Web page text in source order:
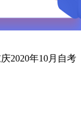
2020年10月自考